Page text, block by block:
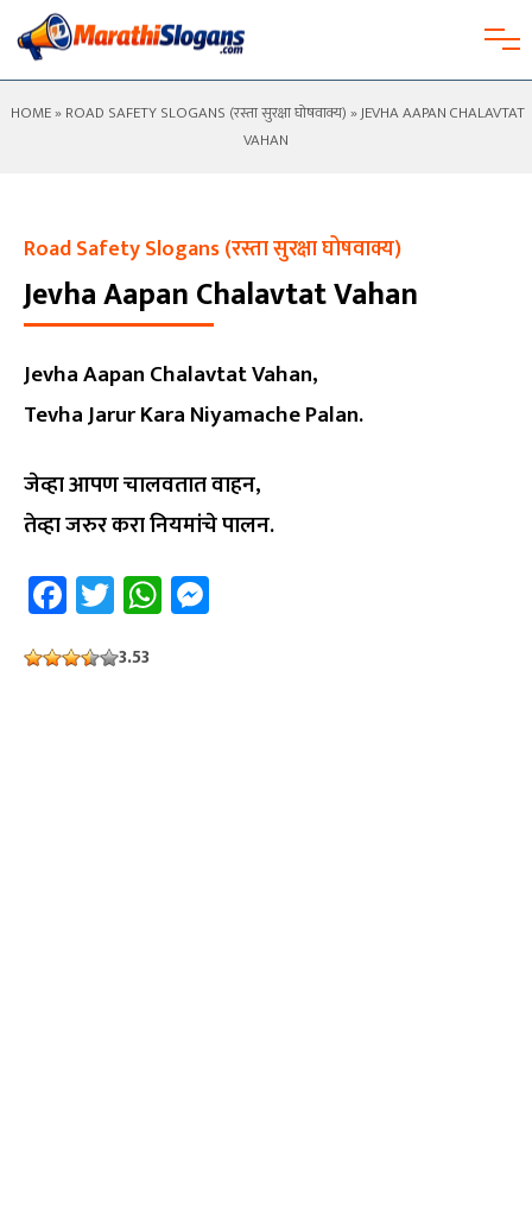
HOME»ROAD SAFETY SLOGANS (रस्ता सुरक्षा घोषवाक्य)» JEVHA AAPAN CHALAVTAT
VAHAN
Road Safety Slogans (रस्ता सुरक्षा घोषवाक्य)
Jevha Aapan Chalavtat Vahan
Jevha Aapan Chalavtat Vahan,
Tevha Jarur Kara Niyamache Palan.
जेव्हा आपण चालवतात वाहन,
तेव्हा जरुर करा नियमांचे पालन.
Facebook
TwitterWhatsApp
3.53